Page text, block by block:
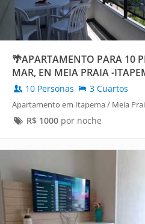
🌴APARTAMENTO PARA 10
MAR, EN MEIA PRAIA -
10 Personas 3 Cuartos
Apartamento em Itapema / Meia
R$ 1000por noche